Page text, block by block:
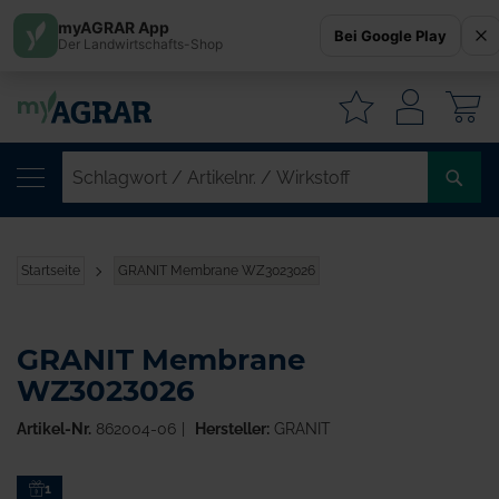
Startseite GRANIT Membrane WZ3023026
Zum1
GRANIT Membrane
WZ3023026
Artikel-Nr. 862004-06 Hersteller:GRANIT
myAGRAR App
Der Landwirtschafts-Shop Bei Google Play